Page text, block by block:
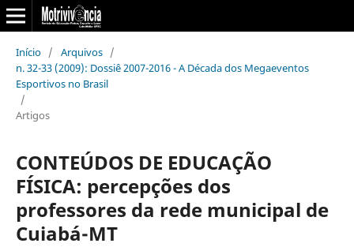
Início / Arquivos /
n. 32-33 (2009): Dossiê 2007-2016 - A Década dos Megaeventos
Esportivos no Brasil
/
Artigos
CONTEÚDOS DE EDUCAÇÃO
FÍSICA: percepções dos
professores da rede municipal de
Cuiabá-MT